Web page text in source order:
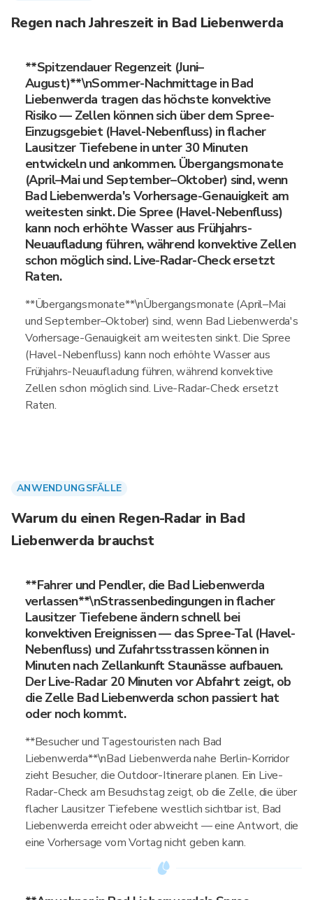
Regen nach Jahreszeit in Bad Liebenwerda
**Spitzendauer Regenzeit (Juni–
August)**\nSommer-Nachmittage in Bad
Liebenwerda tragen das höchste konvektive
Risiko — Zellen können sich über dem Spree-
Einzugsgebiet (Havel-Nebenfluss) in flacher
Lausitzer Tiefebene in unter 30 Minuten
entwickeln und ankommen. Übergangsmonate
(April–Mai und September–Oktober) sind, wenn
Bad Liebenwerda's Vorhersage-Genauigkeit am
weitesten sinkt. Die Spree (Havel-Nebenfluss)
kann noch erhöhte Wasser aus Frühjahrs-
Neuaufladung führen, während konvektive Zellen
schon möglich sind. Live-Radar-Check ersetzt
Raten.
**Übergangsmonate**\nÜbergangsmonate (April–Mai
und September–Oktober) sind, wenn Bad Liebenwerda's
Vorhersage-Genauigkeit am weitesten sinkt. Die Spree
(Havel-Nebenfluss) kann noch erhöhte Wasser aus
Frühjahrs-Neuaufladung führen, während konvektive
Zellen schon möglich sind. Live-Radar-Check ersetzt
Raten.
ANWENDUNGSFÄLLE
Warum du einen Regen-Radar in Bad
Liebenwerda brauchst
**Fahrer und Pendler, die Bad Liebenwerda
verlassen**\nStrassenbedingungen in flacher
Lausitzer Tiefebene ändern schnell bei
konvektiven Ereignissen — das Spree-Tal (Havel-
Nebenfluss) und Zufahrtsstrassen können in
Minuten nach Zellankunft Staunässe aufbauen.
Der Live-Radar 20 Minuten vor Abfahrt zeigt, ob
die Zelle Bad Liebenwerda schon passiert hat
oder noch kommt.
**Besucher und Tagestouristen nach Bad
Liebenwerda**\nBad Liebenwerda nahe Berlin-Korridor
zieht Besucher, die Outdoor-Itinerare planen. Ein Live-
Radar-Check am Besuchstag zeigt, ob die Zelle, die über
flacher Lausitzer Tiefebene westlich sichtbar ist, Bad
Liebenwerda erreicht oder abweicht — eine Antwort, die
eine Vorhersage vom Vortag nicht geben kann.